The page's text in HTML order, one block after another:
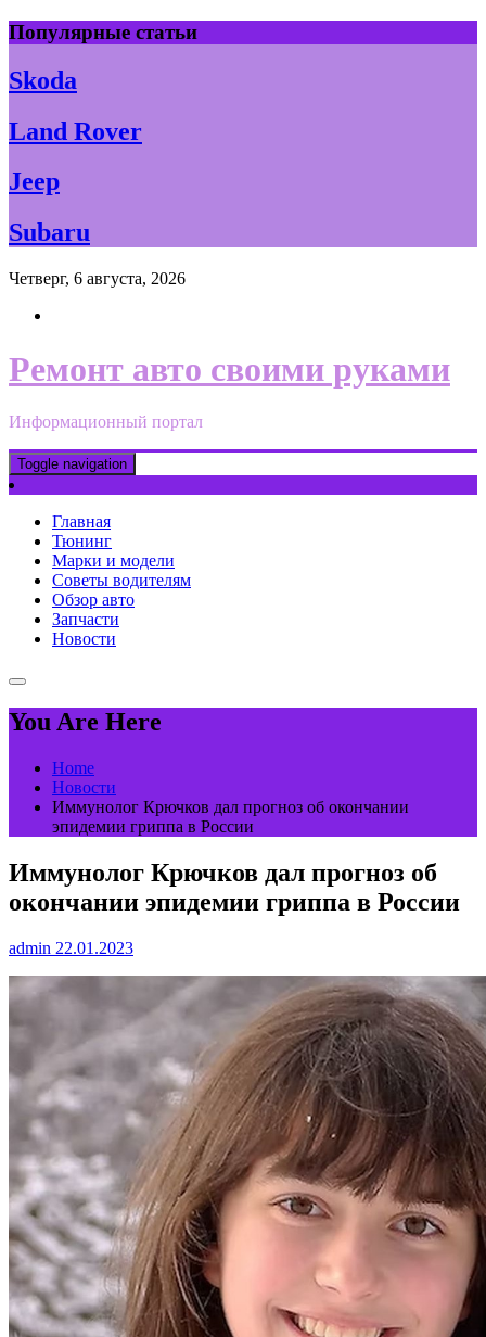
Skip
to
content
Популярные статьи
Skoda
Land Rover
Jeep
Subaru
Четверг, 6 августа, 2026
Ремонт авто своими руками
Информационный портал
Toggle navigation
Главная
Тюнинг
Марки и модели
Советы водителям
Обзор авто
Запчасти
Новости
You Are Here
Home
Новости
Иммунолог Крючков дал прогноз об окончании
эпидемии гриппа в России
Иммунолог Крючков дал прогноз об
окончании эпидемии гриппа в России
admin 22.01.2023